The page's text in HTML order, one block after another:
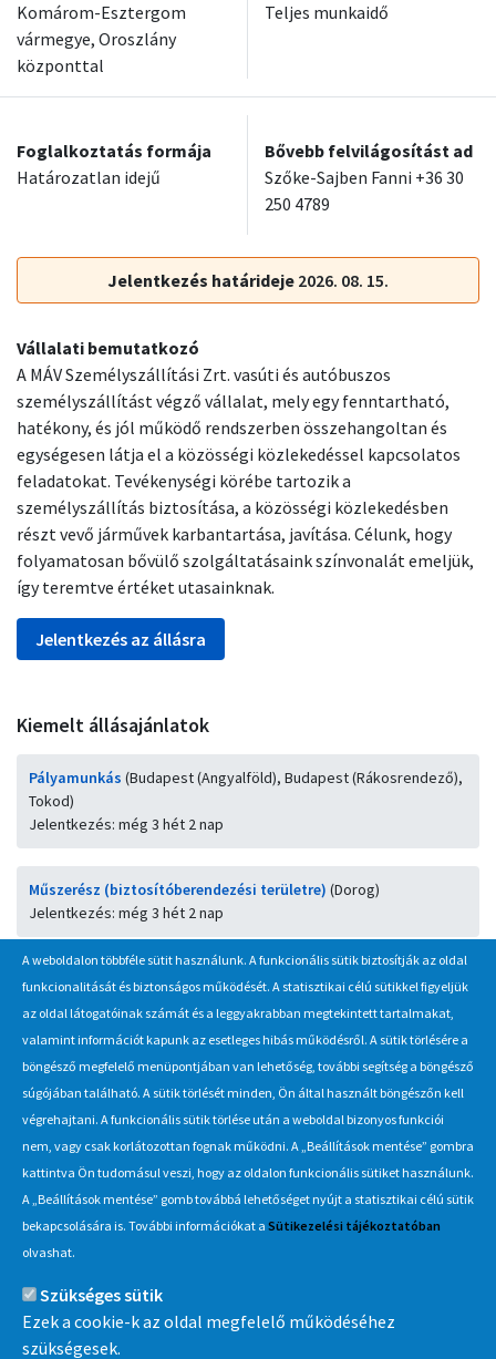
Kiemelt állásajánlatok
Pályamunkás (Budapest (Angyalföld), Budapest (Rákosrendező),
Tokod)
Jelentkezés: még 3 hét 2 nap
Műszerész (biztosítóberendezési területre) (Dorog)
Jelentkezés: még 3 hét 2 nap
Autóvillamossági szerelő
(Salgótarján)
Járműszerelő(Budapest, Ferencváros)
Jelentkezés: még 3 hét 2 nap
Komárom-Esztergom
vármegye, Oroszlány
központtal
Teljes munkaidő
Foglalkoztatás formája
Határozatlan idejű
Bővebb felvilágosítást ad
Szőke-Sajben Fanni +36 30
250 4789
Jelentkezés határideje 2026. 08. 15.
Vállalati bemutatkozó
A MÁV Személyszállítási Zrt. vasúti és autóbuszos
személyszállítást végző vállalat, mely egy fenntartható,
hatékony, és jól működő rendszerben összehangoltan és
egységesen látja el a közösségi közlekedéssel kapcsolatos
feladatokat. Tevékenységi körébe tartozik a
személyszállítás biztosítása, a közösségi közlekedésben
részt vevő járművek karbantartása, javítása. Célunk, hogy
folyamatosan bővülő szolgáltatásaink színvonalát emeljük,
így teremtve értéket utasainknak.
Jelentkezés az állásra
Információ
MÁV-csoport
A weboldalon többféle sütit használunk. A funkcionális sütik biztosítják az oldal
funkcionalitását és biztonságos működését. A statisztikai célú sütikkel figyeljük
az oldal látogatóinak számát és a leggyakrabban megtekintett tartalmakat,
valamint információt kapunk az esetleges hibás működésről. A sütik törlésére a
böngésző megfelelő menüpontjában van lehetőség, további segítség a böngésző
súgójában található. A sütik törlését minden, Ön által használt böngészőn kell
végrehajtani. A funkcionális sütik törlése után a weboldal bizonyos funkciói
nem, vagy csak korlátozottan fognak működni. A „Beállítások mentése” gombra
kattintva Ön tudomásul veszi, hogy az oldalon funkcionális sütiket használunk.
A „Beállítások mentése” gomb továbbá lehetőséget nyújt a statisztikai célú sütik
bekapcsolására is. További információkat a Sütikezelési tájékoztatóban
olvashat.
Szükséges sütik
Ezek a cookie-k az oldal megfelelő működéséhez
szükségesek.